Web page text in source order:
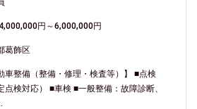
円～6,000,000円
葛飾区
車整備（整備・修理・検査等）】 ■点検
点検対応） ■車検 ■一般整備：故障診断、